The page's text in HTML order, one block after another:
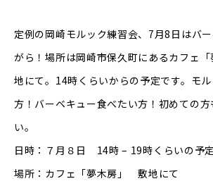
定例の岡崎モルック練習会、7月8日はバ
がら！場所は岡崎市保久町にあるカフェ
地にて。14時くらいからの予定です。モ
方！バーベキュー食べたい方！初めての
い。
日時：７月８日 14時 – 19時くらいの予定
場所：カフェ「夢木房」 敷地にて